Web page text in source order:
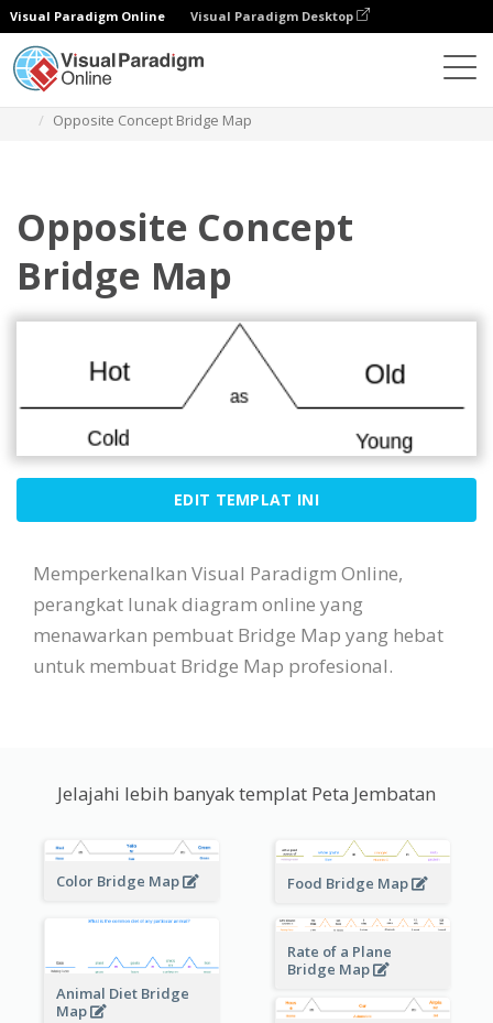
Visual Paradigm Online Visual Paradigm Desktop
Opposite Concept Bridge Map
Opposite Concept
Bridge Map
EDIT TEMPLAT INI
Memperkenalkan Visual Paradigm Online,
perangkat lunak diagram online yang
menawarkan pembuat Bridge Map yang hebat
untuk membuat Bridge Map profesional.
Jelajahi lebih banyak templat Peta Jembatan
Color Bridge Map Food Bridge Map
Animal Diet Bridge
Map
Rate of a Plane
Bridge Map